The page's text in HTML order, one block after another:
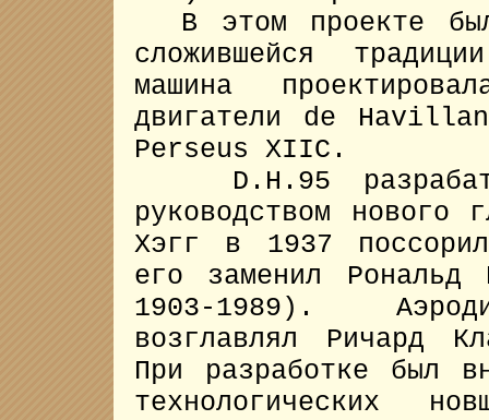
В этом проекте
сложившейся
машина
двигатели de
Perseus XIIC.
D.H.95
руководством нового
Хэгг в 1937
его заменил
1903-1989).
возглавлял Ричард
При разработке был
технологических